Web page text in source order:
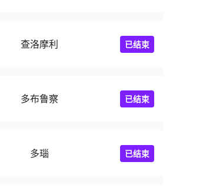
查洛摩利 已结束
多布鲁察 已结束
多瑙 已结束